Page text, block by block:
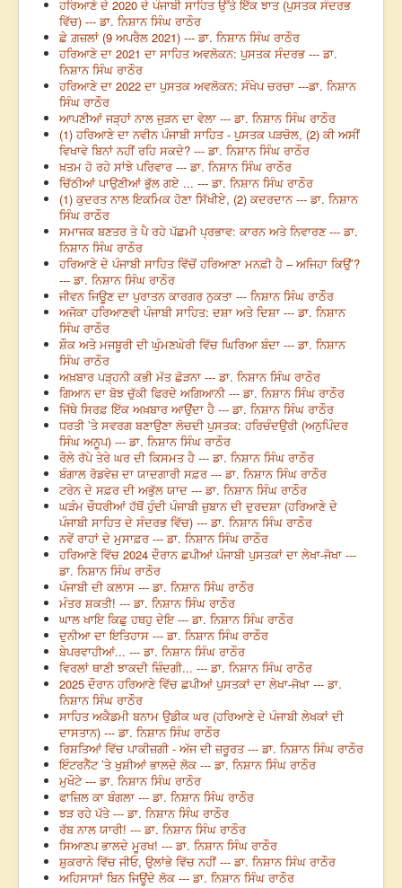
ਹਰਿਆਣੇ ਦੇ 2020 ਦੇ ਪੰਜਾਬੀ ਸਾਹਿਤ ਉੱਤੇ ਇੱਕ ਝਾਤ (ਪੁਸਤਕ ਸੰਦਰਭ
ਵਿੱਚ) --- ਡਾ. ਨਿਸ਼ਾਨ ਸਿੰਘ ਰਾਠੌਰ
ਛੇ ਗ਼ਜ਼ਲਾਂ (9 ਅਪਰੈਲ 2021) --- ਡਾ. ਨਿਸ਼ਾਨ ਸਿੰਘ ਰਾਠੌਰ
ਹਰਿਆਣੇ ਦਾ 2021 ਦਾ ਸਾਹਿਤ ਅਵਲੋਕਨ: ਪੁਸਤਕ ਸੰਦਰਭ --- ਡਾ.
ਨਿਸ਼ਾਨ ਸਿੰਘ ਰਾਠੌਰ
ਹਰਿਆਣੇ ਦਾ 2022 ਦਾ ਪੁਸਤਕ ਅਵਲੋਕਨ: ਸੰਖੇਪ ਚਰਚਾ ---ਡਾ. ਨਿਸ਼ਾਨ
ਸਿੰਘ ਰਾਠੌਰ
ਆਪਣੀਆਂ ਜੜ੍ਹਾਂ ਨਾਲ ਜੁੜਨ ਦਾ ਵੇਲਾ --- ਡਾ. ਨਿਸ਼ਾਨ ਸਿੰਘ ਰਾਠੌਰ
(1) ਹਰਿਆਣੇ ਦਾ ਨਵੀਨ ਪੰਜਾਬੀ ਸਾਹਿਤ - ਪੁਸਤਕ ਪੜਚੋਲ, (2) ਕੀ ਅਸੀਂ
ਵਿਖਾਵੇ ਬਿਨਾਂ ਨਹੀਂ ਰਹਿ ਸਕਦੇ? --- ਡਾ. ਨਿਸ਼ਾਨ ਸਿੰਘ ਰਾਠੌਰ
ਖ਼ਤਮ ਹੋ ਰਹੇ ਸਾਂਝੇ ਪਰਿਵਾਰ --- ਡਾ. ਨਿਸ਼ਾਨ ਸਿੰਘ ਰਾਠੌਰ
ਚਿੱਠੀਆਂ ਪਾਉਣੀਆਂ ਭੁੱਲ ਗਏ ... --- ਡਾ. ਨਿਸ਼ਾਨ ਸਿੰਘ ਰਾਠੌਰ
(1) ਕੁਦਰਤ ਨਾਲ ਇਕਮਿਕ ਹੋਣਾ ਸਿੱਖੀਏ, (2) ਕਦਰਦਾਨ --- ਡਾ. ਨਿਸ਼ਾਨ
ਸਿੰਘ ਰਾਠੌਰ
ਸਮਾਜਕ ਬਣਤਰ ਤੇ ਪੈ ਰਹੇ ਪੱਛਮੀ ਪ੍ਰਭਾਵ: ਕਾਰਨ ਅਤੇ ਨਿਵਾਰਣ --- ਡਾ.
ਨਿਸ਼ਾਨ ਸਿੰਘ ਰਾਠੌਰ
ਹਰਿਆਣੇ ਦੇ ਪੰਜਾਬੀ ਸਾਹਿਤ ਵਿੱਚੋਂ ਹਰਿਆਣਾ ਮਨਫ਼ੀ ਹੈ – ਅਜਿਹਾ ਕਿਉਂ’?
--- ਡਾ. ਨਿਸ਼ਾਨ ਸਿੰਘ ਰਾਠੌਰ
ਜੀਵਨ ਜਿਊਣ ਦਾ ਪੁਰਾਤਨ ਕਾਰਗਰ ਨੁਕਤਾ --- ਨਿਸ਼ਾਨ ਸਿੰਘ ਰਾਠੌਰ
ਅਜੋਕਾ ਹਰਿਆਣਵੀ ਪੰਜਾਬੀ ਸਾਹਿਤ: ਦਸ਼ਾ ਅਤੇ ਦਿਸ਼ਾ --- ਡਾ. ਨਿਸ਼ਾਨ
ਸਿੰਘ ਰਾਠੌਰ
ਸ਼ੌਕ ਅਤੇ ਮਜਬੂਰੀ ਦੀ ਘੁੰਮਣਘੇਰੀ ਵਿੱਚ ਘਿਰਿਆ ਬੰਦਾ --- ਡਾ. ਨਿਸ਼ਾਨ
ਸਿੰਘ ਰਾਠੌਰ
ਅਖ਼ਬਾਰ ਪੜ੍ਹਨੀ ਕਭੀ ਮੱਤ ਛੋੜਨਾ --- ਡਾ. ਨਿਸ਼ਾਨ ਸਿੰਘ ਰਾਠੌਰ
ਗਿਆਨ ਦਾ ਬੋਝ ਚੁੱਕੀ ਫਿਰਦੇ ਅਗਿਆਨੀ --- ਡਾ. ਨਿਸ਼ਾਨ ਸਿੰਘ ਰਾਠੌਰ
ਜਿੱਥੇ ਸਿਰਫ਼ ਇੱਕ ਅਖ਼ਬਾਰ ਆਉਂਦਾ ਹੈ --- ਡਾ. ਨਿਸ਼ਾਨ ਸਿੰਘ ਰਾਠੌਰ
ਧਰਤੀ ’ਤੇ ਸਵਰਗ ਬਣਾਉਣਾ ਲੋਚਦੀ ਪੁਸਤਕ: ਹਰਿਚੰਦਉਰੀ (ਅਨੁਪਿੰਦਰ
ਸਿੰਘ ਅਨੂਪ) --- ਡਾ. ਨਿਸ਼ਾਨ ਸਿੰਘ ਰਾਠੌਰ
ਰੌਲੇ ਰੱਪੇ ਤੇਰੇ ਘਰ ਦੀ ਕਿਸਮਤ ਹੈ --- ਡਾ. ਨਿਸ਼ਾਨ ਸਿੰਘ ਰਾਠੌਰ
ਬੰਗਾਲ ਰੋਡਵੇਜ਼ ਦਾ ਯਾਦਗਾਰੀ ਸਫ਼ਰ --- ਡਾ. ਨਿਸ਼ਾਨ ਸਿੰਘ ਰਾਠੌਰ
ਟਰੇਨ ਦੇ ਸਫ਼ਰ ਦੀ ਅਭੁੱਲ ਯਾਦ --- ਡਾ. ਨਿਸ਼ਾਨ ਸਿੰਘ ਰਾਠੌਰ
ਘੜੰਮ ਚੌਧਰੀਆਂ ਹੱਥੋਂ ਹੁੰਦੀ ਪੰਜਾਬੀ ਜ਼ੁਬਾਨ ਦੀ ਦੁਰਦਸ਼ਾ (ਹਰਿਆਣੇ ਦੇ
ਪੰਜਾਬੀ ਸਾਹਿਤ ਦੇ ਸੰਦਰਭ ਵਿੱਚ) --- ਡਾ. ਨਿਸ਼ਾਨ ਸਿੰਘ ਰਾਠੌਰ
ਨਵੇਂ ਰਾਹਾਂ ਦੇ ਮੁਸਾਫ਼ਰ --- ਡਾ. ਨਿਸ਼ਾਨ ਸਿੰਘ ਰਾਠੌਰ
ਹਰਿਆਣੇ ਵਿੱਚ 2024 ਦੌਰਾਨ ਛਪੀਆਂ ਪੰਜਾਬੀ ਪੁਸਤਕਾਂ ਦਾ ਲੇਖਾ-ਜੋਖਾ ---
ਡਾ. ਨਿਸ਼ਾਨ ਸਿੰਘ ਰਾਠੌਰ
ਪੰਜਾਬੀ ਦੀ ਕਲਾਸ --- ਡਾ. ਨਿਸ਼ਾਨ ਸਿੰਘ ਰਾਠੌਰ
ਮੰਤਰ ਸ਼ਕਤੀ! --- ਡਾ. ਨਿਸ਼ਾਨ ਸਿੰਘ ਰਾਠੌਰ
ਘਾਲ ਖਾਇ ਕਿਛੁ ਹਥਹੁ ਦੇਇ --- ਡਾ. ਨਿਸ਼ਾਨ ਸਿੰਘ ਰਾਠੌਰ
ਦੁਨੀਆ ਦਾ ਇਤਿਹਾਸ --- ਡਾ. ਨਿਸ਼ਾਨ ਸਿੰਘ ਰਾਠੌਰ
ਬੇਪਰਵਾਹੀਆਂ... --- ਡਾ. ਨਿਸ਼ਾਨ ਸਿੰਘ ਰਾਠੌਰ
ਵਿਰਲਾਂ ਥਾਣੀ ਝਾਕਦੀ ਜ਼ਿੰਦਗੀ... --- ਡਾ. ਨਿਸ਼ਾਨ ਸਿੰਘ ਰਾਠੌਰ
2025 ਦੌਰਾਨ ਹਰਿਆਣੇ ਵਿੱਚ ਛਪੀਆਂ ਪੁਸਤਕਾਂ ਦਾ ਲੇਖਾ-ਜੋਖਾ --- ਡਾ.
ਨਿਸ਼ਾਨ ਸਿੰਘ ਰਾਠੌਰ
ਸਾਹਿਤ ਅਕੈਡਮੀ ਬਨਾਮ ਉਡੀਕ ਘਰ (ਹਰਿਆਣੇ ਦੇ ਪੰਜਾਬੀ ਲੇਖਕਾਂ ਦੀ
ਦਾਸਤਾਨ) --- ਡਾ. ਨਿਸ਼ਾਨ ਸਿੰਘ ਰਾਠੌਰ
ਰਿਸ਼ਤਿਆਂ ਵਿੱਚ ਪਾਕੀਜ਼ਗੀ - ਅੱਜ ਦੀ ਜ਼ਰੂਰਤ --- ਡਾ. ਨਿਸ਼ਾਨ ਸਿੰਘ ਰਾਠੌਰ
ਇੰਟਰਨੈੱਟ ’ਤੇ ਖੁਸ਼ੀਆਂ ਭਾਲਦੇ ਲੋਕ --- ਡਾ. ਨਿਸ਼ਾਨ ਸਿੰਘ ਰਾਠੌਰ
ਮੁਖੌਟੇ --- ਡਾ. ਨਿਸ਼ਾਨ ਸਿੰਘ ਰਾਠੌਰ
ਫਾਜ਼ਿਲ ਕਾ ਬੰਗਲਾ --- ਡਾ. ਨਿਸ਼ਾਨ ਸਿੰਘ ਰਾਠੌਰ
ਝੜ ਰਹੇ ਪੱਤੇ --- ਡਾ. ਨਿਸ਼ਾਨ ਸਿੰਘ ਰਾਠੌਰ
ਰੱਬ ਨਾਲ ਯਾਰੀ! --- ਡਾ. ਨਿਸ਼ਾਨ ਸਿੰਘ ਰਾਠੌਰ
ਸਿਆਣਪ ਭਾਲਦੇ ਮੂਰਖ! --- ਡਾ. ਨਿਸ਼ਾਨ ਸਿੰਘ ਰਾਠੌਰ
ਸ਼ੁਕਰਾਨੇ ਵਿੱਚ ਜੀਓ, ਉਲਾਂਭੇ ਵਿੱਚ ਨਹੀਂ --- ਡਾ. ਨਿਸ਼ਾਨ ਸਿੰਘ ਰਾਠੌਰ
ਅਹਿਸਾਸਾਂ ਬਿਨ ਜਿਊਂਦੇ ਲੋਕ --- ਡਾ. ਨਿਸ਼ਾਨ ਸਿੰਘ ਰਾਠੌਰ